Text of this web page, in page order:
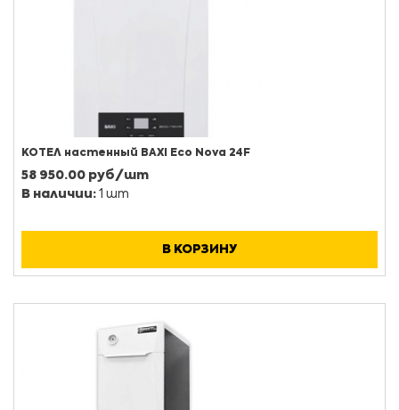
КОТЕЛ настенный BAXI Eco Nova 24F
58 950.00 руб/шт
В наличии: 1 шт
В КОРЗИНУ